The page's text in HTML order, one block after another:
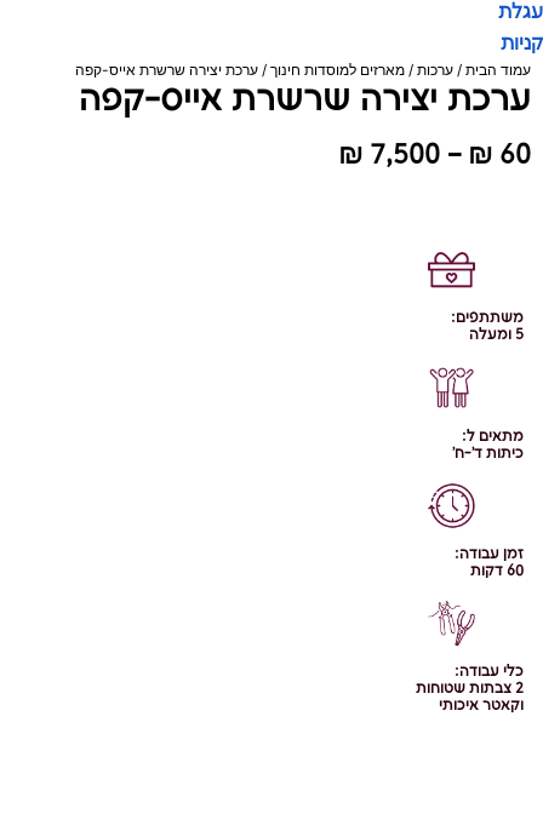
עגלת
קניות
עמוד הבית / ערכות / מארזים למוסדות חינוך / ערכת יצירה שרשרת אייס-קפה
ערכת יצירה שרשרת אייס-קפה
₪ 60
–
₪ 7,500
משתתפים:
5 ומעלה
מתאים ל:
כיתות ד'-ח'
זמן עבודה:
60 דקות
כלי עבודה:
2 צבתות שטוחות
וקאטר איכותי